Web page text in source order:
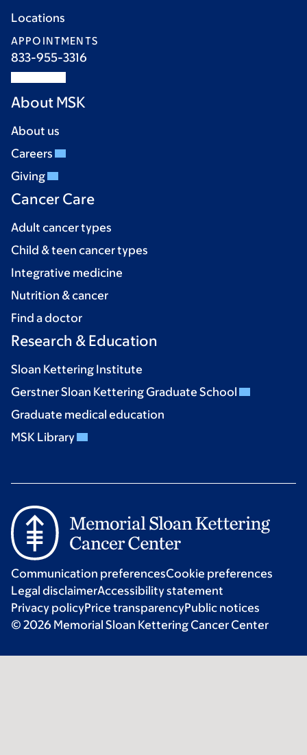
Locations
APPOINTMENTS
833-955-3316
About MSK
About us
Careers
Giving
Cancer Care
Adult cancer types
Child & teen cancer types
Integrative medicine
Nutrition & cancer
Find a doctor
Research & Education
Sloan Kettering Institute
Gerstner Sloan Kettering Graduate School
Graduate medical education
MSK Library
Communication preferencesCookie preferences
Legal disclaimerAccessibility statement
Privacy policyPrice transparencyPublic notices
© 2026 Memorial Sloan Kettering Cancer Center